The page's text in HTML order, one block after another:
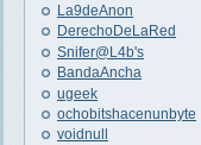
La9deAnon
DerechoDeLaRed
Snifer@L4b's
BandaAncha
ugeek
ochobitshacenunbyte
voidnull